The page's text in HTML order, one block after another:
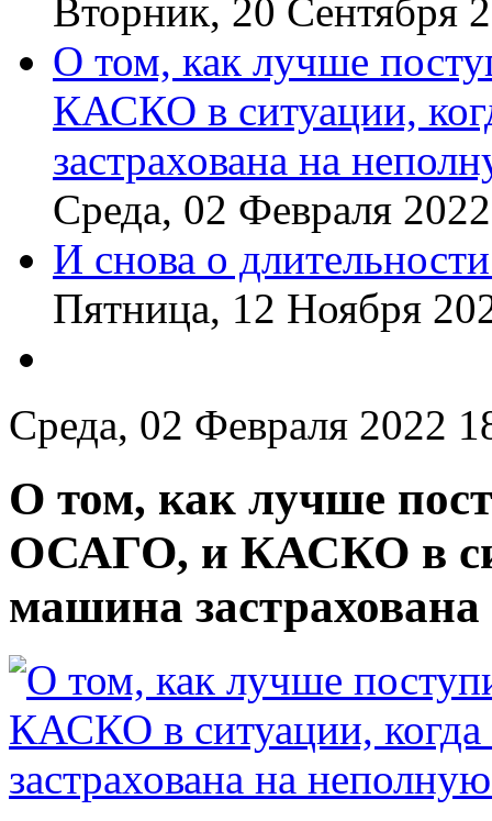
Вторник, 20 Сентября
О том, как лучше
КАСКО в ситуации,
застрахована на
Среда, 02 Февраля 2022
И снова о
Пятница, 12 Ноября
Среда, 02 Февраля 2022
О том, как лучше
ОСАГО, и КАСКО в
машина